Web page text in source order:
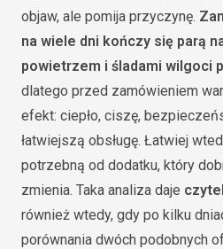
objaw, ale pomija przyczynę.
na wiele dni kończy się parą
powietrzem i śladami wilgoci
dlatego przed zamówieniem
efekt: ciepło, ciszę,
łatwiejszą obsługę. Łatwiej
potrzebną od dodatku, który
zmienia. Taka analiza daje
również wtedy, gdy po kilku
porównania dwóch podobnych